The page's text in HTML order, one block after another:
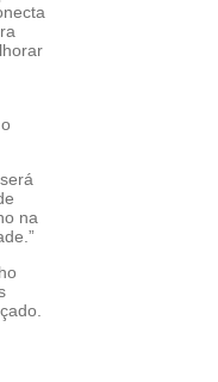
na